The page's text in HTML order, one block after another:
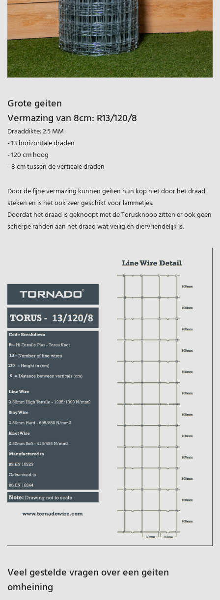
Grote geiten
Vermazing van 8cm: R13/120/8
Draaddikte: 2.5 MM
- 13 horizontale draden
- 120 cm hoog
- 8 cm tussen de verticale draden
Door de fijne vermazing kunnen geiten hun kop niet door het draad
steken en is het ook zeer geschikt voor lammetjes.
Doordat het draad is geknoopt met de Torusknoop zitten er ook geen
scherpe randen aan het draad wat veilig en diervriendelijk is.
Veel gestelde vragen over een geiten
omheining